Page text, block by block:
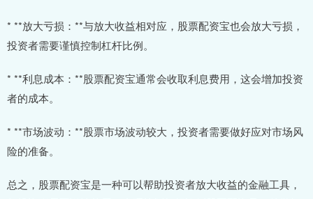
* **放大亏损：**与放大收益相对应，股票配资宝也会放大亏损，
投资者需要谨慎控制杠杆比例。
* **利息成本：**股票配资宝通常会收取利息费用，这会增加投资
者的成本。
* **市场波动：**股票市场波动较大，投资者需要做好应对市场风
险的准备。
总之，股票配资宝是一种可以帮助投资者放大收益的金融工具，